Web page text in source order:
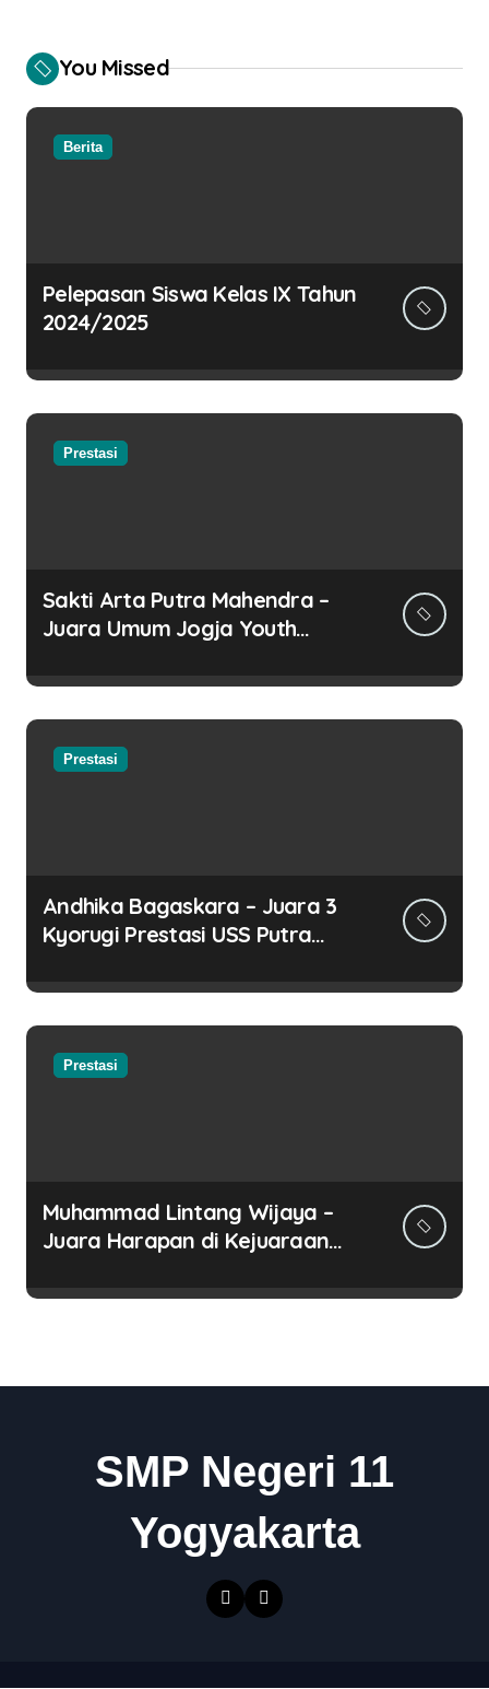
You Missed
Berita
Pelepasan Siswa Kelas IX Tahun
2024/2025
Prestasi
Sakti Arta Putra Mahendra –
Juara Umum Jogja Youth
Prestasi
Andhika Bagaskara – Juara 3
Kyorugi Prestasi USS Putra
Kapolres Gunungkidul
Prestasi
Muhammad Lintang Wijaya –
Juara Harapan di Kejuaraan
Cup IV 2024
SMP Negeri 11
Yogyakarta